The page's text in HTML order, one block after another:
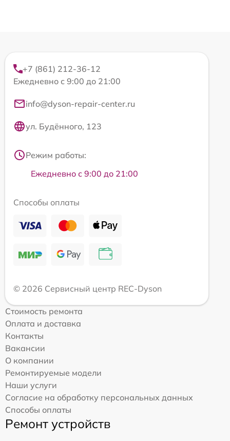
+7 (861) 212-36-12
Ежедневно с 9:00 до 21:00
info@dyson-repair-center.ru
ул. Будённого, 123
Режим работы:
Ежедневно с 9:00 до 21:00
Способы оплаты
© 2026 Сервисный центр REC-Dyson
Стоимость ремонта
Оплата и доставка
Контакты
Вакансии
О компании
Ремонтируемые модели
Наши услуги
Согласие на обработку персональных данных
Способы оплаты
Ремонт устройств